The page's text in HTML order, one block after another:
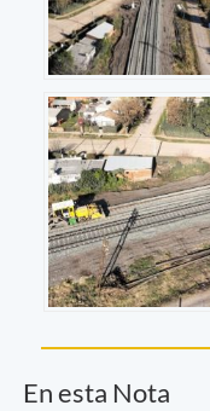
En esta Nota